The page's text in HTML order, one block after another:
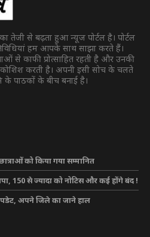
का तेजी से बढ़ता हुआ न्यूज पोर्टल है। पोर्टल
हम आपके साथ साझा करते हैं।
से काफी प्रोत्साहित रहती है और उनकी
करती है। अपनी इसी सोच के चलते
पाठकों के बीच बनाई है।
को किया गया सम्मानित
150 से ज्यादा को नोटिस और कई होंगे बंद !
अपने जिले का जाने हाल